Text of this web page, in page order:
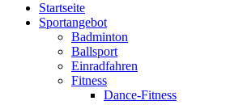
Startseite
Sportangebot
Badminton
Ballsport
Einradfahren
Fitness
Dance-Fitness